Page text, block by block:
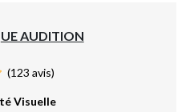
AUDITION
(123 avis)
Visuelle